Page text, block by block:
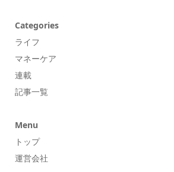
Categories
ライフ
マネーケア
連載
記事一覧
Menu
トップ
運営会社